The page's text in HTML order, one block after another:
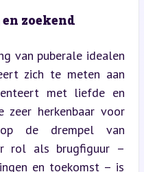
zoekend
van puberale idealen
zich te meten aan
met liefde en
zeer herkenbaar voor
de drempel van
rol als brugfiguur –
en toekomst – is